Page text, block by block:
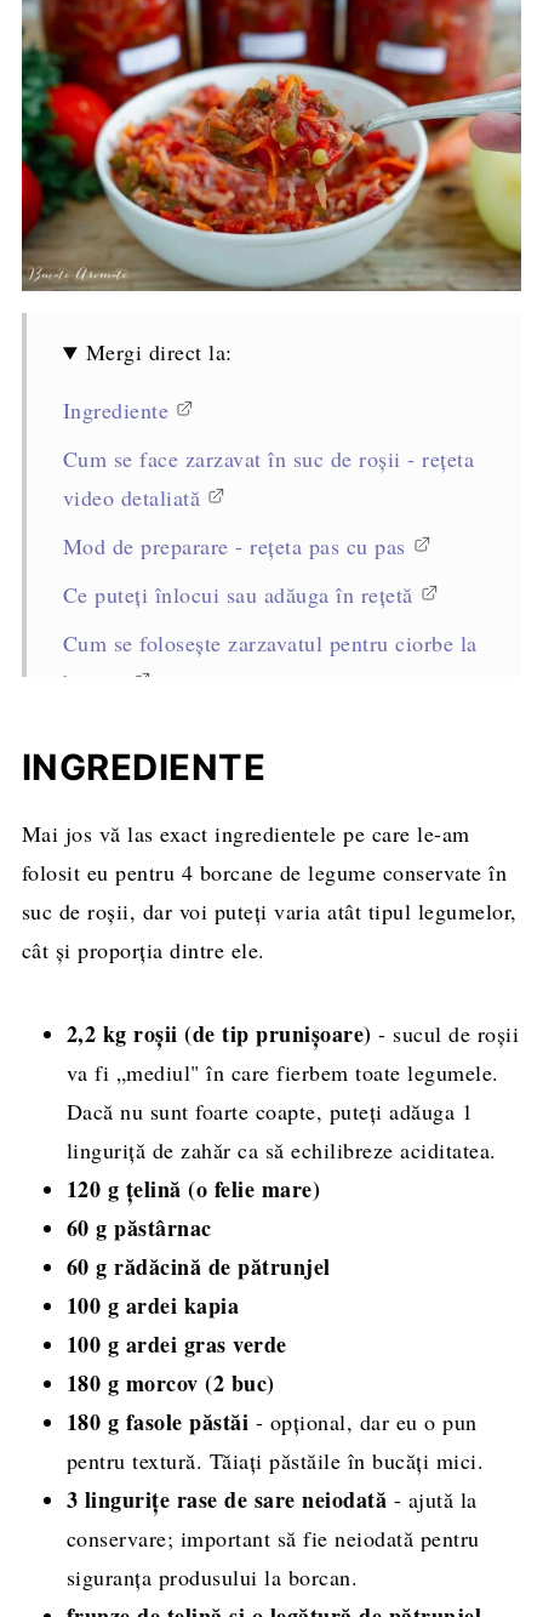
Mergi direct la:
Ingrediente
Cum se face zarzavat în suc de roșii - rețeta
video detaliată
Mod de preparare - rețeta pas cu pas
Ce puteți înlocui sau adăuga în rețetă
Cum se folosește zarzavatul pentru ciorbe la
borcan
Sfaturi profesioniste pentru reușita rețetei
Întrebări frecvente
Alte conserve pentru iarnă pe care să le
încerci
Rețeta completă, cantități și mod de
INGREDIENTE
Mai jos vă las exact ingredientele pe care le-am
folosit eu pentru 4 borcane de legume conservate în
suc de roșii, dar voi puteți varia atât tipul legumelor,
cât și proporția dintre ele.
2,2 kg roșii (de tip prunișoare) - sucul de roșii
va fi „mediul" în care fierbem toate legumele.
Dacă nu sunt foarte coapte, puteți adăuga 1
linguriță de zahăr ca să echilibreze aciditatea.
120 g țelină (o felie mare)
60 g păstârnac
60 g rădăcină de pătrunjel
100 g ardei kapia
100 g ardei gras verde
180 g morcov (2 buc)
180 g fasole păstăi - opțional, dar eu o pun
pentru textură. Tăiați păstăile în bucăți mici.
3 lingurițe rase de sare neiodată - ajută la
conservare; important să fie neiodată pentru
siguranța produsului la borcan.